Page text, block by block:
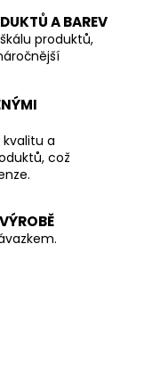
A BAREV
produktů,
a
což